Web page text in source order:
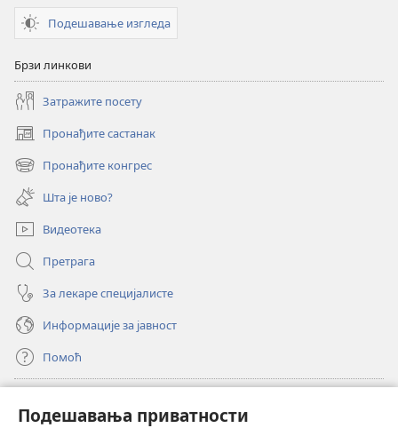
Подешавања приватности
Подешавање изгледа
Брзи линкови
Затражите посету
Пронађите састанак
(отвара
нови
прозор)
Пронађите конгрес
(отвара
нови
прозор)
Шта је ново?
Видеотека
Претрага
За лекаре специјалисте
Информације за јавност
Помоћ
(отвара
нови